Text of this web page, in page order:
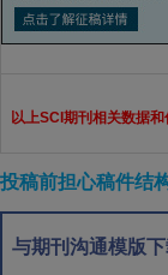
以上SCI期刊相关数据和
投稿前担心稿件结
与期刊沟通模版